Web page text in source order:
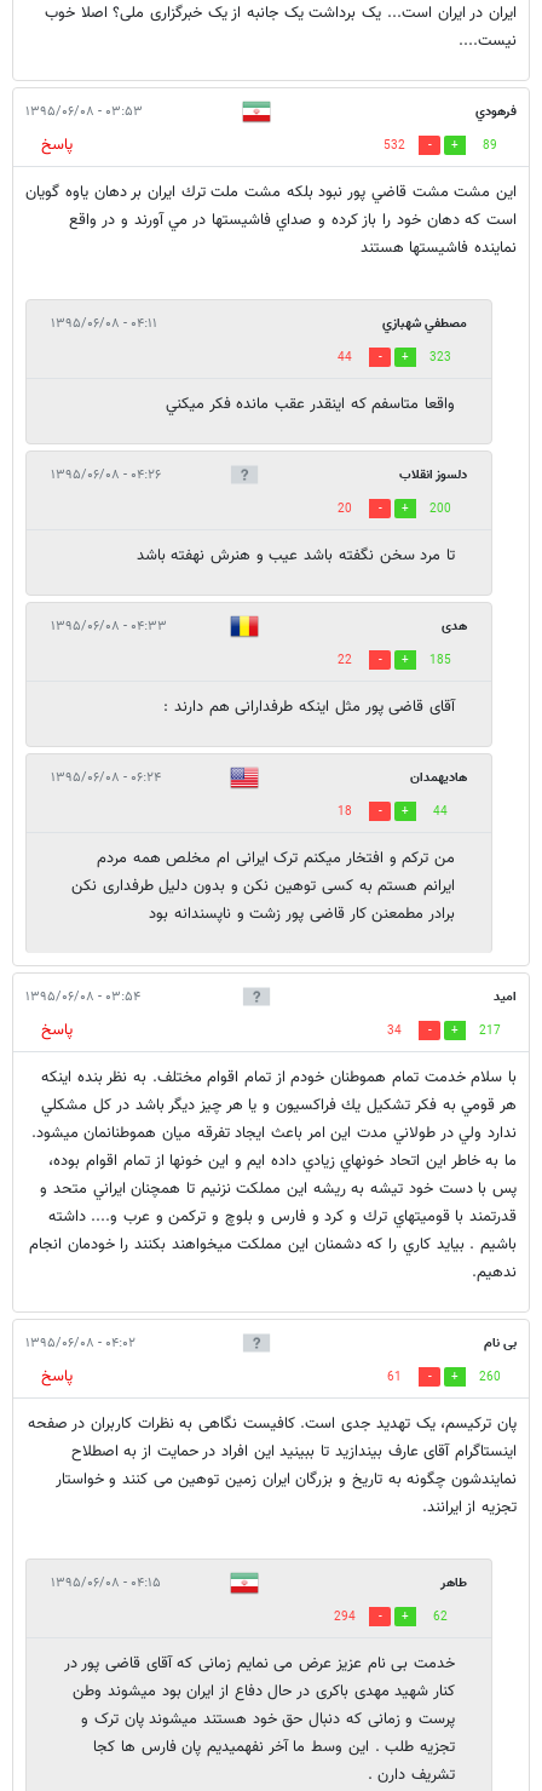
ایران در ایران است... یک برداشت یک جانبه از یک خبرگزاری ملی؟ اصلا خوب
نیست....
فرهودي ۰۳:۵۳ - ۱۳۹۵/۰۶/۰۸
89
532
پاسخ
اين مشت مشت قاضي پور نبود بلكه مشت ملت ترك ايران بر دهان ياوه گويان
است كه دهان خود را باز كرده و صداي فاشيستها در مي آورند و در واقع
نماينده فاشيستها هستند
مصطفي شهبازي ۰۴:۱۱ - ۱۳۹۵/۰۶/۰۸
323
44
واقعا متاسفم كه اينقدر عقب مانده فكر ميكني
دلسوز انقلاب ۰۴:۲۶ - ۱۳۹۵/۰۶/۰۸
200
20
تا مرد سخن نگفته باشد عیب و هنرش نهفته باشد
هدی ۰۴:۳۳ - ۱۳۹۵/۰۶/۰۸
185
22
آقای قاضی پور مثل اینکه طرفدارانی هم دارند :
هادیهمدان ۰۶:۲۴ - ۱۳۹۵/۰۶/۰۸
44
18
من ترکم و افتخار میکنم ترک ایرانی ام مخلص همه مردم
ایرانم هستم به کسی توهین نکن و بدون دلیل طرفداری نکن
برادر مطمعنن کار قاضی پور زشت و ناپسندانه بود
اميد ۰۳:۵۴ - ۱۳۹۵/۰۶/۰۸
217
34
پاسخ
با سلام خدمت تمام هموطنان خودم از تمام اقوام مختلف. به نظر بنده اينكه
هر قومي به فكر تشكيل يك فراكسيون و يا هر چيز ديگر باشد در كل مشكلي
ندارد ولي در طولاني مدت اين امر باعث ايجاد تفرقه ميان هموطنانمان ميشود.
ما به خاطر اين اتحاد خونهاي زيادي داده ايم و اين خونها از تمام اقوام بوده،
پس با دست خود تيشه به ريشه اين مملكت نزنيم تا همچنان ايراني متحد و
قدرتمند با قوميتهاي ترك و كرد و فارس و بلوچ و تركمن و عرب و.... داشته
باشيم . بيايد كاري را كه دشمنان اين مملكت ميخواهند بكنند را خودمان انجام
ندهيم.
بی نام ۰۴:۰۲ - ۱۳۹۵/۰۶/۰۸
260
61
پاسخ
پان ترکیسم، یک تهدید جدی است. کافیست نگاهی به نظرات کاربران در صفحه
اینستاگرام آقای عارف بیندازید تا ببینید این افراد در حمایت از به اصطلاح
نمایندشون چگونه به تاریخ و بزرگان ایران زمین توهین می کنند و خواستار
تجزیه از ایرانند.
طاهر ۰۴:۱۵ - ۱۳۹۵/۰۶/۰۸
62
294
خدمت بی نام عزیز عرض می نمایم زمانی که آقای قاضی پور در
کنار شهید مهدی باکری در حال دفاع از ایران بود میشوند وطن
پرست و زمانی که دنبال حق خود هستند میشوند پان ترک و
تجزیه طلب . این وسط ما آخر نفهمیدیم پان فارس ها کجا
تشریف دارن .